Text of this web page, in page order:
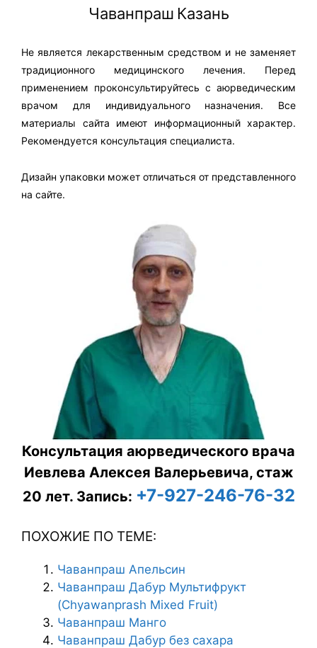
Чаванпраш Казань
Не является лекарственным средством и не заменяет
традиционного медицинского лечения. Перед
применением проконсультируйтесь с аюрведическим
врачом для индивидуального назначения. Все
материалы сайта имеют информационный характер.
Рекомендуется консультация специалиста.
Дизайн упаковки может отличаться от представленного
на сайте.
Консультация аюрведического врача
Иевлева Алексея Валерьевича, стаж
20 лет. Запись: +7-927-246-76-32
ПОХОЖИЕ ПО ТЕМЕ:
Чаванпраш Апельсин
Чаванпраш Дабур Мультифрукт
(Chyawanprash Mixed Fruit)
Чаванпраш Манго
Чаванпраш Дабур без сахара